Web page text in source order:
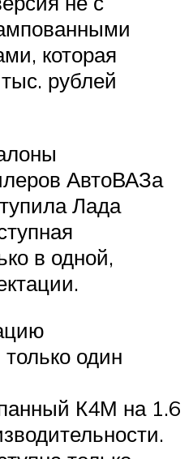
которая
рублей
АвтоВАЗа
Лада
в одной,
один
К4М на 1.6